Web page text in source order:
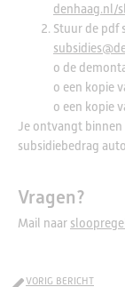
denhaag.nl/
Stuur de pdf
o de
o een kopie
o een kopie
Je ontvangt
subsidiebedrag
Vragen?
Mail naar
VORIG BERICHT